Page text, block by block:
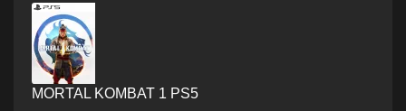
MORTAL KOMBAT 1 PS5